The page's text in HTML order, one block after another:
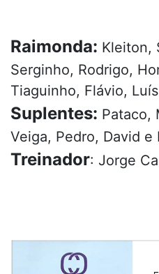
Raimonda: Kleiton,
Serginho, Rodrigo,
Tiaguinho, Flávio,
Suplentes: Pataco,
Veiga, Pedro, David e
Treinador: Jorge